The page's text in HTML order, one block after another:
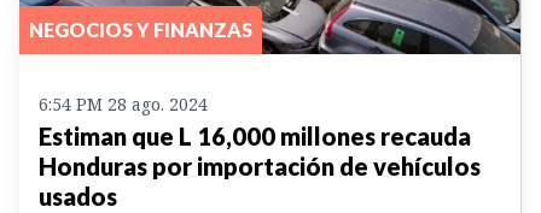
NEGOCIOS Y FINANZAS
6:54 PM 28 ago. 2024
Estiman que L 16,000 millones recauda
Honduras por importación de vehículos
usados